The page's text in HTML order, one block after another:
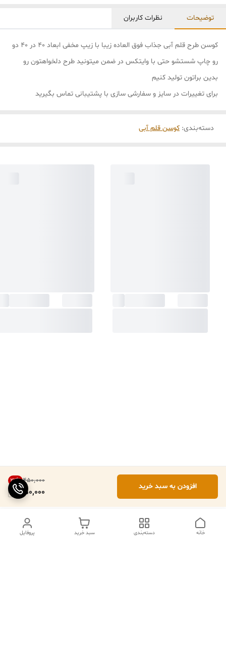
۴۵۰٬۰۰۰ 22%
350,000
افزودن به سبد خرید
توضیحات نظرات کاربران
کوسن طرح قلم آبی جذاب فوق العاده زیبا با زیپ مخفی ابعاد ۴۰ در ۴۰ دو
رو چاپ شستشو حتی با وایتکس در ضمن میتونید طرح دلخواهتون رو
بدین براتون تولید کنیم
برای تغییرات در سایز و سفارشی سازی با پشتیبانی تماس بگیرید
دسته‌بندی: کوسن قلم آبی
پروفایل سبد خرید دسته‌بندی خانه